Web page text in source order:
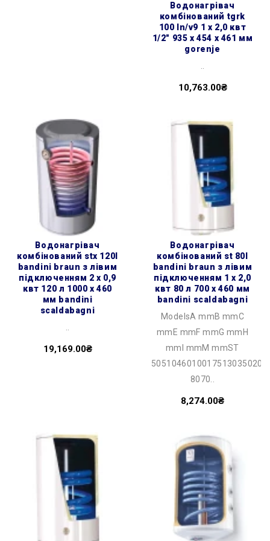
водонагрівач
комбінований tgrk
100 ln/v9 1 х 2,0 квт
1/2″ 935 x 454 x 461 мм
gorenje
10,763.00₴
водонагрівач
комбінований stx 120l
bandini braun з лівим
підключенням 2 х 0,9
квт 120 л 1000 x 460
мм bandini
scaldabagni
19,169.00₴
водонагрівач
комбінований st 80l
bandini braun з лівим
підключенням 1 х 2,0
квт 80 л 700 x 460 мм
bandini scaldabagni
ModelsA mmB mmC
mmE mmF mmG mmH
mmI mmM mmST
8070..
8,274.00₴